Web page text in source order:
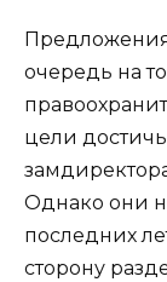
очередь на
цели
Однако они
последних
сторону